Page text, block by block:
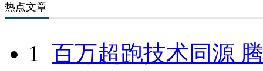
热点文章
1 百万超跑技术同源